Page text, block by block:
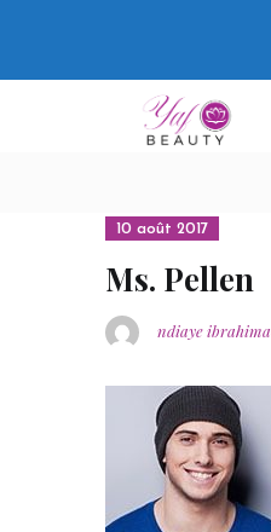
10 août 2017
Ms. Pellen
ndiaye ibrahima